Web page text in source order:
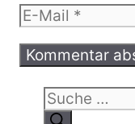
E-
Mail
Suche
nach: